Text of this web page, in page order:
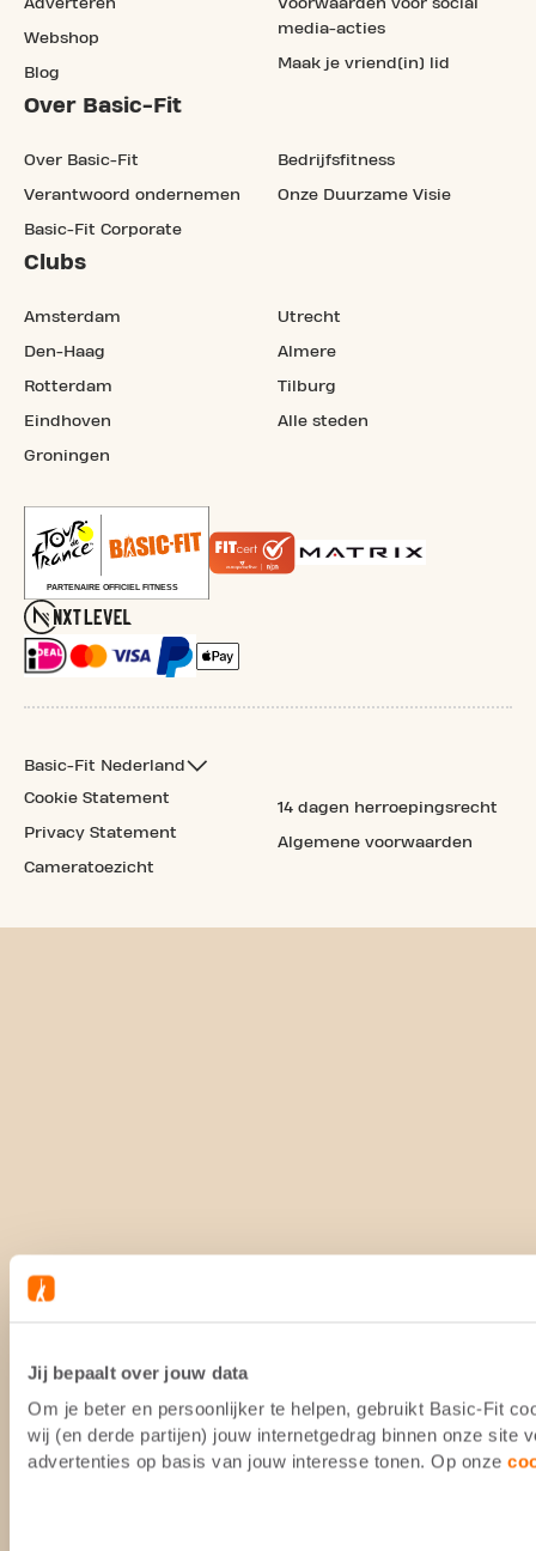
Jij bepaalt over jouw data
Om je beter en persoonlijker te helpen, gebruikt Basic-Fit
wij (en derde partijen) jouw internetgedrag binnen onze site
advertenties op basis van jouw interesse tonen. Op onze
Webshop
Blog
media-acties
Maak je vriend(in) lid
Over Basic-Fit
Over Basic-Fit
Verantwoord ondernemen
Basic-Fit Corporate
Bedrijfsfitness
Onze Duurzame Visie
Clubs
Amsterdam
Den-Haag
Rotterdam
Eindhoven
Groningen
Utrecht
Almere
Tilburg
Alle steden
Basic-Fit Nederland
Cookie Statement
Privacy Statement
Cameratoezicht
14 dagen herroepingsrecht
Algemene voorwaarden